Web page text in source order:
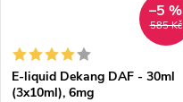
585 Kč
–5 %
E-liquid Dekang DAF - 30ml
(3x10ml), 6mg